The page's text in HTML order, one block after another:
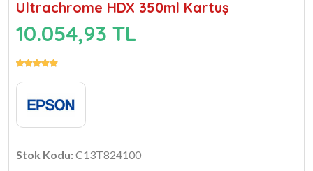
Ultrachrome HDX 350ml Kartuş
10.054,93 TL
Stok Kodu:C13T824100